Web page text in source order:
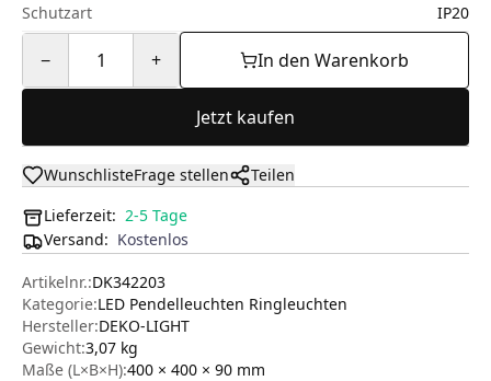
Schutzart
IP20
− 1 + In den Warenkorb
Jetzt kaufen
WunschlisteFrage stellen
Teilen
Lieferzeit: 2-5 Tage
Versand: Kostenlos
Artikelnr.:DK342203
Kategorie:LED Pendelleuchten Ringleuchten
Hersteller:DEKO-LIGHT
Gewicht:3,07 kg
Maße (L×B×H):400 × 400 × 90 mm